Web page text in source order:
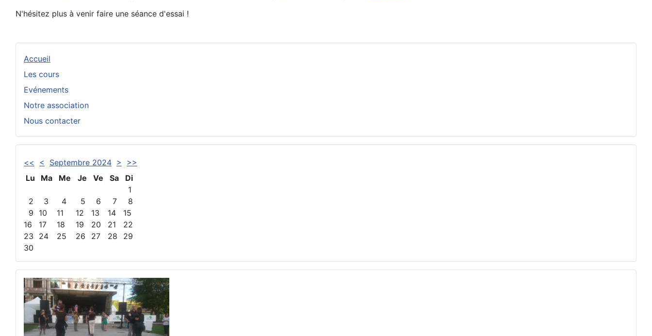
Accueil
Les cours
Evénements
Notre association
Nous contacter
<< < Septembre 2024 >
>>
Lu
Ma Me Je Ve Sa
Di
1
2
3 4 5 6 7
8
9
10 11 12 13 14
15
16
17 18 19 20 21
22
23
24 25 26 27 28
29
30
N'hésitez plus à venir faire une séance d'essai !